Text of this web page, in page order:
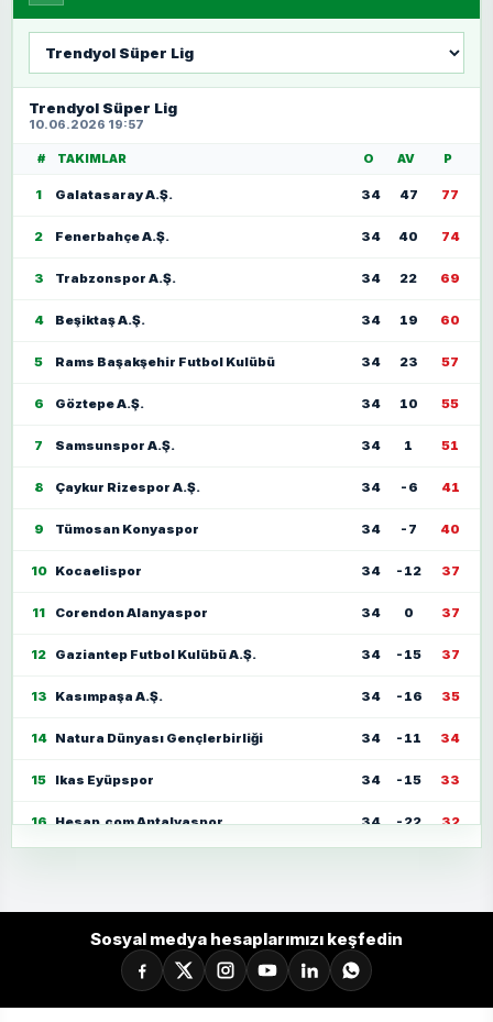
seç
Trendyol Süper Lig
10.06.2026 19:57
# TAKIMLAR O AV P
1 Galatasaray A.Ş. 34 47 77
2 Fenerbahçe A.Ş. 34 40 74
3 Trabzonspor A.Ş. 34 22 69
4 Beşiktaş A.Ş. 34 19 60
5 Rams Başakşehir Futbol Kulübü 34 23 57
6 Göztepe A.Ş. 34 10 55
7 Samsunspor A.Ş. 34 1 51
8 Çaykur Rizespor A.Ş. 34 -6 41
9 Tümosan Konyaspor 34 -7 40
10 Kocaelispor 34 -12 37
11 Corendon Alanyaspor 34 0 37
12 Gaziantep Futbol Kulübü A.Ş. 34 -15 37
13 Kasımpaşa A.Ş. 34 -16 35
14 Natura Dünyası Gençlerbirliği 34 -11 34
15 Ikas Eyüpspor 34 -15 33
16 Hesap.com Antalyaspor 34 -22 32
Sosyal medya hesaplarımızı keşfedin